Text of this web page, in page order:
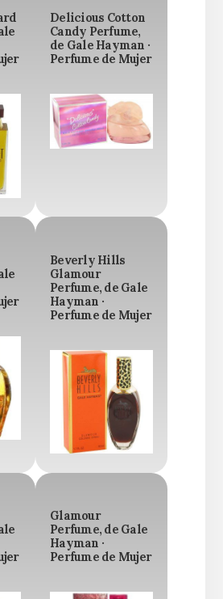
Delicious Cotton
Candy Perfume,
de Gale Hayman ·
Perfume de Mujer
Beverly Hills
Glamour
Perfume, de Gale
Hayman ·
Perfume de Mujer
Glamour
Perfume, de Gale
Hayman ·
Perfume de Mujer